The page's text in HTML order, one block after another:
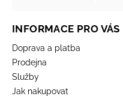
INFORMACE PRO VÁS
Doprava a platba
Prodejna
Služby
Jak nakupovat